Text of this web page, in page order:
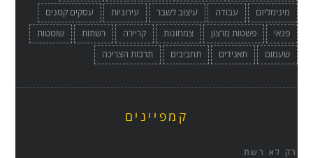
מינימליזם
עבודה עיצוב לשבר עירוניות
עסקים קטנים
פנאי
פשטות מרצון צמחונות קריירה רשתות
שוטטות
שעמום
תאגידים תחביבים תרבות הצריכה
קמפיינים
רק לא רשת